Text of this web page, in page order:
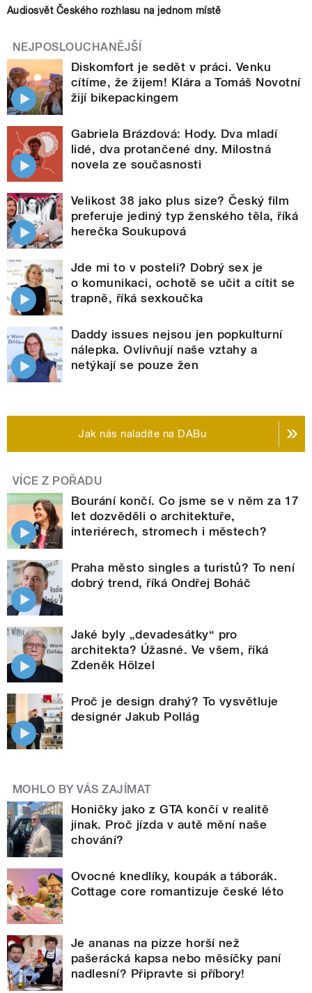
Audiosvět Českého rozhlasu na jednom místě
NEJPOSLOUCHANĚJŠÍ
Diskomfort je sedět v práci. Venku
cítíme, že žijem! Klára a Tomáš Novotní
žijí bikepackingem
Gabriela Brázdová: Hody. Dva mladí
lidé, dva protančené dny. Milostná
novela ze současnosti
Velikost 38 jako plus size? Český film
preferuje jediný typ ženského těla, říká
herečka Soukupová
Jde mi to v posteli? Dobrý sex je
o komunikaci, ochotě se učit a cítit se
trapně, říká sexkoučka
Daddy issues nejsou jen popkulturní
nálepka. Ovlivňují naše vztahy a
netýkají se pouze žen
Jak nás naladíte na DABu
VÍCE Z POŘADU
Bourání končí. Co jsme se v něm za 17
let dozvěděli o architektuře,
interiérech, stromech i městech?
Praha město singles a turistů? To není
dobrý trend, říká Ondřej Boháč
Jaké byly „devadesátky“ pro
architekta? Úžasné. Ve všem, říká
Zdeněk Hölzel
Proč je design drahý? To vysvětluje
designér Jakub Pollág
MOHLO BY VÁS ZAJÍMAT
Honičky jako z GTA končí v realitě
jinak. Proč jízda v autě mění naše
chování?
Ovocné knedlíky, koupák a táborák.
Cottage core romantizuje české léto
Je ananas na pizze horší než
pašerácká kapsa nebo měsíčky paní
nadlesní? Připravte si příbory!